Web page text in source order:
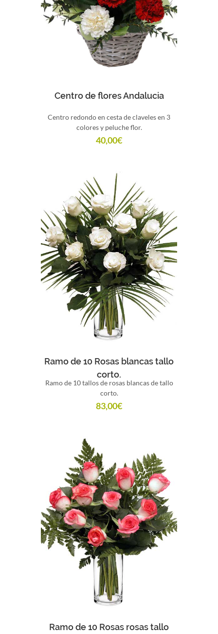
Comprar
Centro de flores Andalucia
Centro redondo en cesta de claveles en 3
colores y peluche flor.
40,00€
Comprar
Ramo de 10 Rosas blancas tallo
corto.
Ramo de 10 tallos de rosas blancas de tallo
corto.
83,00€
Comprar
Ramo de 10 Rosas rosas tallo